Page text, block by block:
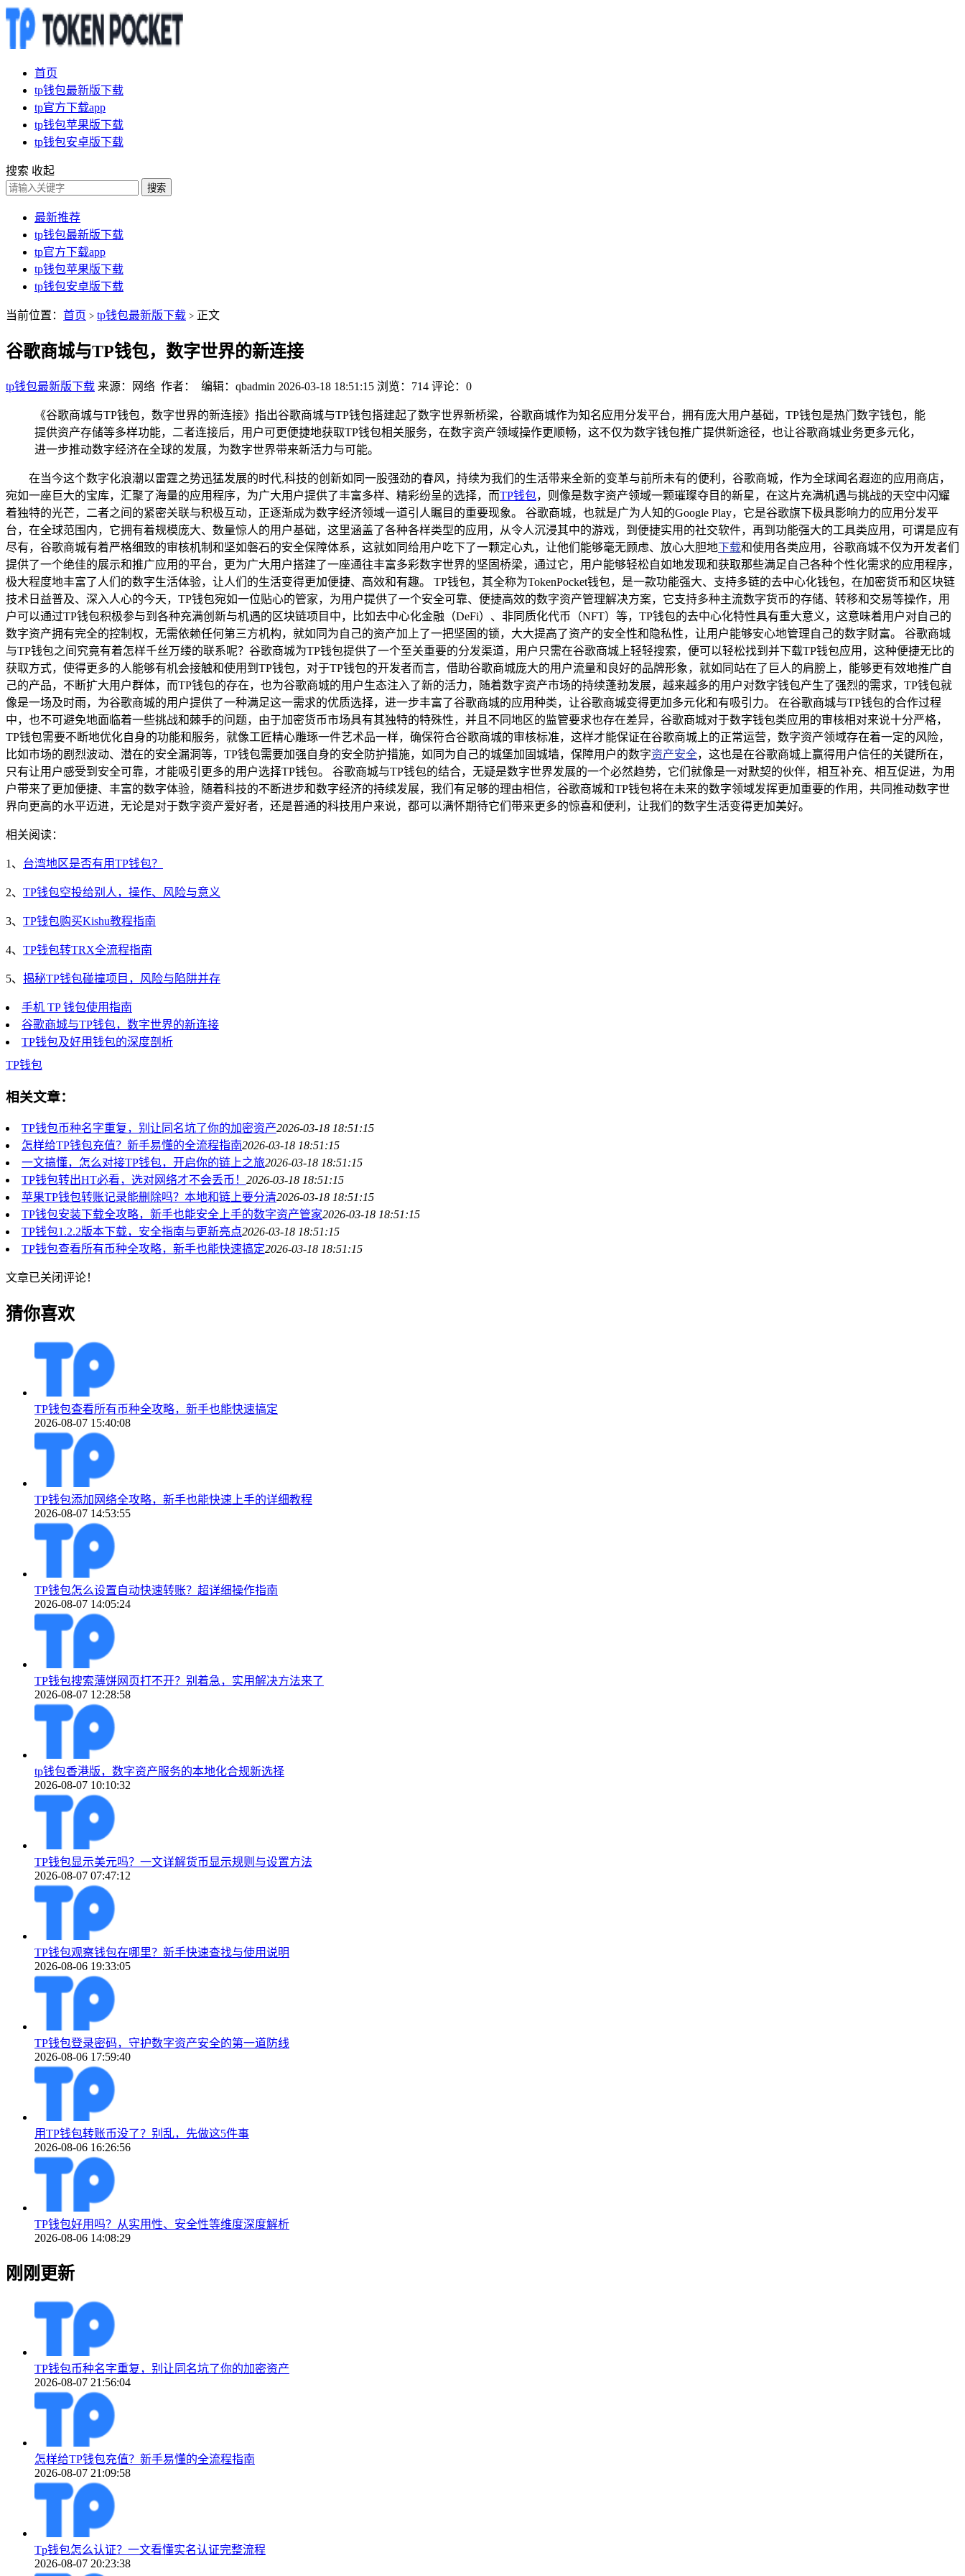
首页
tp钱包最新版下载
tp官方下载app
tp钱包苹果版下载
tp钱包安卓版下载
搜索 收起
搜索
最新推荐
tp钱包最新版下载
tp官方下载app
tp钱包苹果版下载
tp钱包安卓版下载
当前位置： 首页 > tp钱包最新版下载 > 正文
谷歌商城与TP钱包，数字世界的新连接
tp钱包最新版下载 来源：网络 作者： 编辑：qbadmin 2026-03-18 18:51:15 浏览：714 评论：0
《谷歌商城与TP钱包，数字世界的新连接》指出谷歌商城与TP钱包搭建起了数字世界新桥梁，谷歌商城作为知名应用分发平台，拥有庞大用户基础，TP钱包是热门数字钱包，能
提供资产存储等多样功能，二者连接后，用户可更便捷地获取TP钱包相关服务，在数字资产领域操作更顺畅，这不仅为数字钱包推广提供新途径，也让谷歌商城业务更多元化，
进一步推动数字经济在全球的发展，为数字世界带来新活力与可能。
在当今这个数字化浪潮以雷霆之势迅猛发展的时代,科技的创新如同一股强劲的春风，持续为我们的生活带来全新的变革与前所未有的便利，谷歌商城，作为全球闻名遐迩的应用商店，
宛如一座巨大的宝库，汇聚了海量的应用程序，为广大用户提供了丰富多样、精彩纷呈的选择，而TP钱包，则像是数字资产领域一颗璀璨夺目的新星，在这片充满机遇与挑战的天空中闪耀
着独特的光芒，二者之间的紧密关联与积极互动，正逐渐成为数字经济领域一道引人瞩目的重要现象。 谷歌商城，也就是广为人知的Google Play，它是谷歌旗下极具影响力的应用分发平
台，在全球范围内，它拥有着规模庞大、数量惊人的用户基础，这里涵盖了各种各样类型的应用，从令人沉浸其中的游戏，到便捷实用的社交软件，再到功能强大的工具类应用，可谓是应有
尽有，谷歌商城有着严格细致的审核机制和坚如磐石的安全保障体系，这就如同给用户吃下了一颗定心丸，让他们能够毫无顾虑、放心大胆地下载和使用各类应用，谷歌商城不仅为开发者们
提供了一个绝佳的展示和推广应用的平台，更为广大用户搭建了一座通往丰富多彩数字世界的坚固桥梁，通过它，用户能够轻松自如地发现和获取那些满足自己各种个性化需求的应用程序，
极大程度地丰富了人们的数字生活体验，让人们的生活变得更加便捷、高效和有趣。 TP钱包，其全称为TokenPocket钱包，是一款功能强大、支持多链的去中心化钱包，在加密货币和区块链
技术日益普及、深入人心的今天，TP钱包宛如一位贴心的管家，为用户提供了一个安全可靠、便捷高效的数字资产管理解决方案，它支持多种主流数字货币的存储、转移和交易等操作，用
户可以通过TP钱包积极参与到各种充满创新与机遇的区块链项目中，比如去中心化金融（DeFi）、非同质化代币（NFT）等，TP钱包的去中心化特性具有重大意义，这意味着用户对自己的
数字资产拥有完全的控制权，无需依赖任何第三方机构，就如同为自己的资产加上了一把坚固的锁，大大提高了资产的安全性和隐私性，让用户能够安心地管理自己的数字财富。 谷歌商城
与TP钱包之间究竟有着怎样千丝万缕的联系呢？谷歌商城为TP钱包提供了一个至关重要的分发渠道，用户只需在谷歌商城上轻轻搜索，便可以轻松找到并下载TP钱包应用，这种便捷无比的
获取方式，使得更多的人能够有机会接触和使用到TP钱包，对于TP钱包的开发者而言，借助谷歌商城庞大的用户流量和良好的品牌形象，就如同站在了巨人的肩膀上，能够更有效地推广自
己的产品，不断扩大用户群体，而TP钱包的存在，也为谷歌商城的用户生态注入了新的活力，随着数字资产市场的持续蓬勃发展，越来越多的用户对数字钱包产生了强烈的需求，TP钱包就
像是一场及时雨，为谷歌商城的用户提供了一种满足这一需求的优质选择，进一步丰富了谷歌商城的应用种类，让谷歌商城变得更加多元化和有吸引力。 在谷歌商城与TP钱包的合作过程
中，也不可避免地面临着一些挑战和棘手的问题，由于加密货币市场具有其独特的特殊性，并且不同地区的监管要求也存在差异，谷歌商城对于数字钱包类应用的审核相对来说十分严格，
TP钱包需要不断地优化自身的功能和服务，就像工匠精心雕琢一件艺术品一样，确保符合谷歌商城的审核标准，这样才能保证在谷歌商城上的正常运营，数字资产领域存在着一定的风险，
比如市场的剧烈波动、潜在的安全漏洞等，TP钱包需要加强自身的安全防护措施，如同为自己的城堡加固城墙，保障用户的数字资产安全，这也是在谷歌商城上赢得用户信任的关键所在，
只有让用户感受到安全可靠，才能吸引更多的用户选择TP钱包。 谷歌商城与TP钱包的结合，无疑是数字世界发展的一个必然趋势，它们就像是一对默契的伙伴，相互补充、相互促进，为用
户带来了更加便捷、丰富的数字体验，随着科技的不断进步和数字经济的持续发展，我们有足够的理由相信，谷歌商城和TP钱包将在未来的数字领域发挥更加重要的作用，共同推动数字世
界向更高的水平迈进，无论是对于数字资产爱好者，还是普通的科技用户来说，都可以满怀期待它们带来更多的惊喜和便利，让我们的数字生活变得更加美好。
相关阅读：
1、 台湾地区是否有用TP钱包？
2、 TP钱包空投给别人，操作、风险与意义
3、 TP钱包购买Kishu教程指南
4、 TP钱包转TRX全流程指南
5、 揭秘TP钱包碰撞项目，风险与陷阱并存
手机 TP 钱包使用指南
谷歌商城与TP钱包，数字世界的新连接
TP钱包及好用钱包的深度剖析
TP钱包
相关文章：
TP钱包币种名字重复，别让同名坑了你的加密资产2026-03-18 18:51:15
怎样给TP钱包充值？新手易懂的全流程指南2026-03-18 18:51:15
一文搞懂，怎么对接TP钱包，开启你的链上之旅2026-03-18 18:51:15
TP钱包转出HT必看，选对网络才不会丢币！ 2026-03-18 18:51:15
苹果TP钱包转账记录能删除吗？本地和链上要分清2026-03-18 18:51:15
TP钱包安装下载全攻略，新手也能安全上手的数字资产管家2026-03-18 18:51:15
TP钱包1.2.2版本下载，安全指南与更新亮点2026-03-18 18:51:15
TP钱包查看所有币种全攻略，新手也能快速搞定2026-03-18 18:51:15
文章已关闭评论！
猜你喜欢
TP钱包查看所有币种全攻略，新手也能快速搞定
2026-08-07 15:40:08
TP钱包添加网络全攻略，新手也能快速上手的详细教程
2026-08-07 14:53:55
TP钱包怎么设置自动快速转账？超详细操作指南
2026-08-07 14:05:24
TP钱包搜索薄饼网页打不开？别着急，实用解决方法来了
2026-08-07 12:28:58
tp钱包香港版，数字资产服务的本地化合规新选择
2026-08-07 10:10:32
TP钱包显示美元吗？一文详解货币显示规则与设置方法
2026-08-07 07:47:12
TP钱包观察钱包在哪里？新手快速查找与使用说明
2026-08-06 19:33:05
TP钱包登录密码，守护数字资产安全的第一道防线
2026-08-06 17:59:40
用TP钱包转账币没了？别乱，先做这5件事
2026-08-06 16:26:56
TP钱包好用吗？从实用性、安全性等维度深度解析
2026-08-06 14:08:29
刚刚更新
TP钱包币种名字重复，别让同名坑了你的加密资产
2026-08-07 21:56:04
怎样给TP钱包充值？新手易懂的全流程指南
2026-08-07 21:09:58
Tp钱包怎么认证？一文看懂实名认证完整流程
2026-08-07 20:23:38